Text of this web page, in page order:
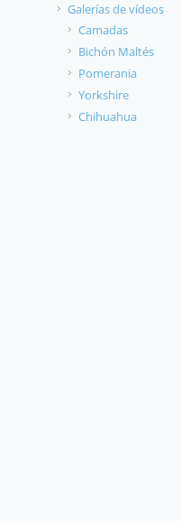
Galerías de vídeos
Camadas
Bichón Maltés
Pomerania
Yorkshire
Chihuahua